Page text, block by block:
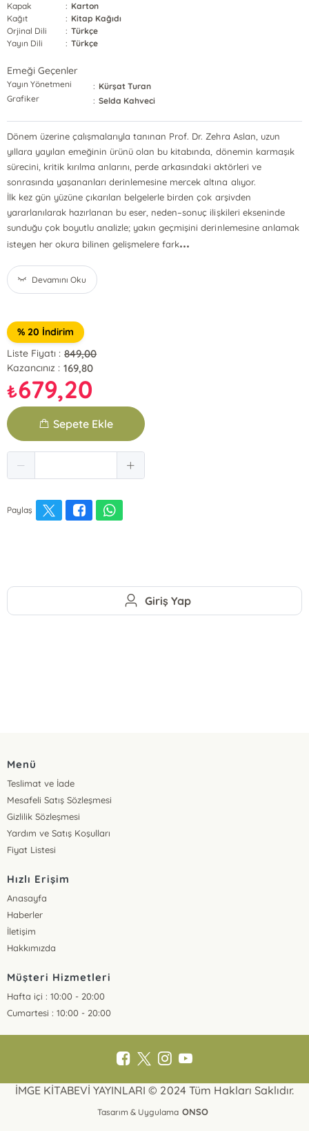
Kapak
: Karton
Kağıt
: Kitap Kağıdı
Orjinal Dili
: Türkçe
Yayın Dili
: Türkçe
Emeği Geçenler
Yayın Yönetmeni : Kürşat Turan
Grafiker
: Selda Kahveci
Dönem üzerine çalışmalarıyla tanınan Prof. Dr. Zehra Aslan, uzun
yıllara yayılan emeğinin ürünü olan bu kitabında, dönemin karmaşık
sürecini, kritik kırılma anlarını, perde arkasındaki aktörleri ve
sonrasında yaşananları derinlemesine mercek altına alıyor.
İlk kez gün yüzüne çıkarılan belgelerle birden çok arşivden
yararlanılarak hazırlanan bu eser, neden–sonuç ilişkileri ekseninde
sunduğu çok boyutlu analizle; yakın geçmişini derinlemesine anlamak
isteyen her okura bilinen gelişmelere fark...
Devamını Oku
% 20 İndirim
Liste Fiyatı : 849,00
Kazancınız : 169,80
₺679,20
Sepete Ekle
Paylaş
Giriş Yap
Menü
Teslimat ve İade
Mesafeli Satış Sözleşmesi
Gizlilik Sözleşmesi
Yardım ve Satış Koşulları
Fiyat Listesi
Hızlı Erişim
Anasayfa
Haberler
İletişim
Hakkımızda
Müşteri Hizmetleri
Hafta içi : 10:00 - 20:00
Cumartesi : 10:00 - 20:00
İMGE KİTABEVİ YAYINLARI © 2024 Tüm Hakları Saklıdır.
Tasarım & Uygulama ONSO